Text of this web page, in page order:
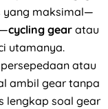
yang maksimal—
cycling gear atau
utamanya.
atau
ambil gear tanpa
lengkap soal gear